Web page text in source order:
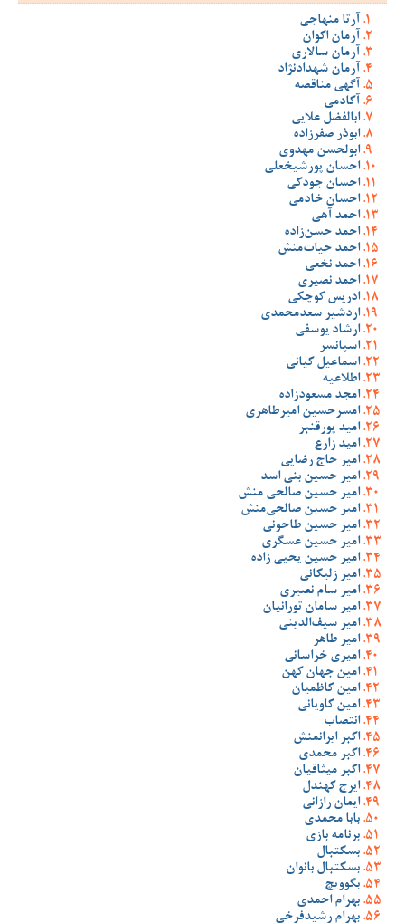
آرتا منهاجی
آرمان اکوان
آرمان سالاری
آرمان شهدادنژاد
آگهی مناقصه
آکادمی
ابالفضل علایی
ابوذر صفرزاده
ابولحسن مهدوی
احسان پورشیخعلی
احسان جودکی
احسان خادمی
احمد آهی
احمد حسن‌زاده
احمد حیات‌منش
احمد نخعی
احمد نصیری
ادریس کوچکی
اردشیر سعدمحمدی
ارشاد یوسفی
اسپانسر
اسماعیل کیانی
اطلاعیه
امجد مسعودزاده
امسرحسین امیرطاهری
امید پورقنبر
امید زارع
امیر حاج رضایی
امیر حسین بنی اسد
امیر حسین صالحی منش
امیر حسین صالحی‌منش
امیر حسین طاحونی
امیر حسین عسگری
امیر حسین یحیی زاده
امیر زلیکانی
امیر سام نصیری
امیر سامان تورانیان
امیر سیف‌الدینی
امیر طاهر
امیری خراسانی
امین جهان کهن
امین کاظمیان
امین کاویانی
انتصاب
اکبر ایرانمنش
اکبر محمدی
اکبر میثاقیان
ایرج کهندل
ایمان رازانی
بابا محمدی
برنامه بازی
بسکتبال
بسکتبال بانوان
بگوویچ
بهرام احمدی
بهرام رشیدفرخی